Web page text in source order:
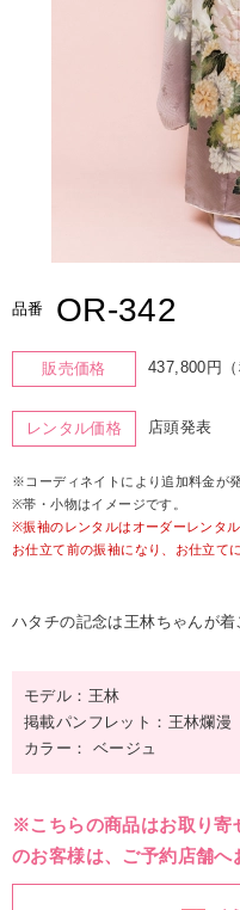
品番 OR-342
販売価格 437,800円（
レンタル価格 店頭発表
※コーディネイトにより追加料金が
※帯・小物はイメージです。
※振袖のレンタルはオーダーレンタル
お仕立て前の振袖になり、お仕立て
ハタチの記念は王林ちゃんが着
モデル：王林
掲載パンフレット：王林爛漫
カラー： ベージュ
※こちらの商品はお取り寄
のお客様は、ご予約店舗へ